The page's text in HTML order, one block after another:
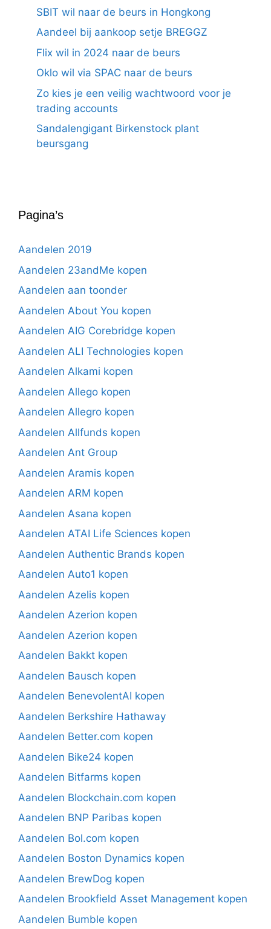
SBIT wil naar de beurs in Hongkong
Aandeel bij aankoop setje BREGGZ
Flix wil in 2024 naar de beurs
Oklo wil via SPAC naar de beurs
Zo kies je een veilig wachtwoord voor je
trading accounts
Sandalengigant Birkenstock plant
beursgang
Pagina’s
Aandelen 2019
Aandelen 23andMe kopen
Aandelen aan toonder
Aandelen About You kopen
Aandelen AIG Corebridge kopen
Aandelen ALI Technologies kopen
Aandelen Alkami kopen
Aandelen Allego kopen
Aandelen Allegro kopen
Aandelen Allfunds kopen
Aandelen Ant Group
Aandelen Aramis kopen
Aandelen ARM kopen
Aandelen Asana kopen
Aandelen ATAI Life Sciences kopen
Aandelen Authentic Brands kopen
Aandelen Auto1 kopen
Aandelen Azelis kopen
Aandelen Azerion kopen
Aandelen Azerion kopen
Aandelen Bakkt kopen
Aandelen Bausch kopen
Aandelen BenevolentAI kopen
Aandelen Berkshire Hathaway
Aandelen Better.com kopen
Aandelen Bike24 kopen
Aandelen Bitfarms kopen
Aandelen Blockchain.com kopen
Aandelen BNP Paribas kopen
Aandelen Bol.com kopen
Aandelen Boston Dynamics kopen
Aandelen BrewDog kopen
Aandelen Brookfield Asset Management kopen
Aandelen Bumble kopen